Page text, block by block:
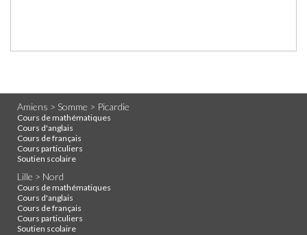
Amiens > Somme > Picardie
Cours de mathématiques
Cours d'anglais
Cours de français
Cours particuliers
Soutien scolaire
Lille > Nord
Cours de mathématiques
Cours d'anglais
Cours de français
Cours particuliers
Soutien scolaire